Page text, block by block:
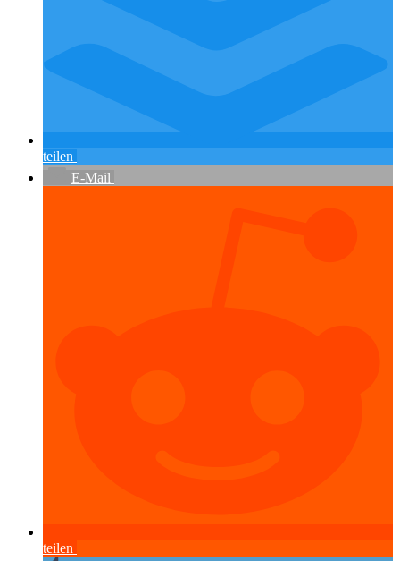
teilen
E-Mail
teilen